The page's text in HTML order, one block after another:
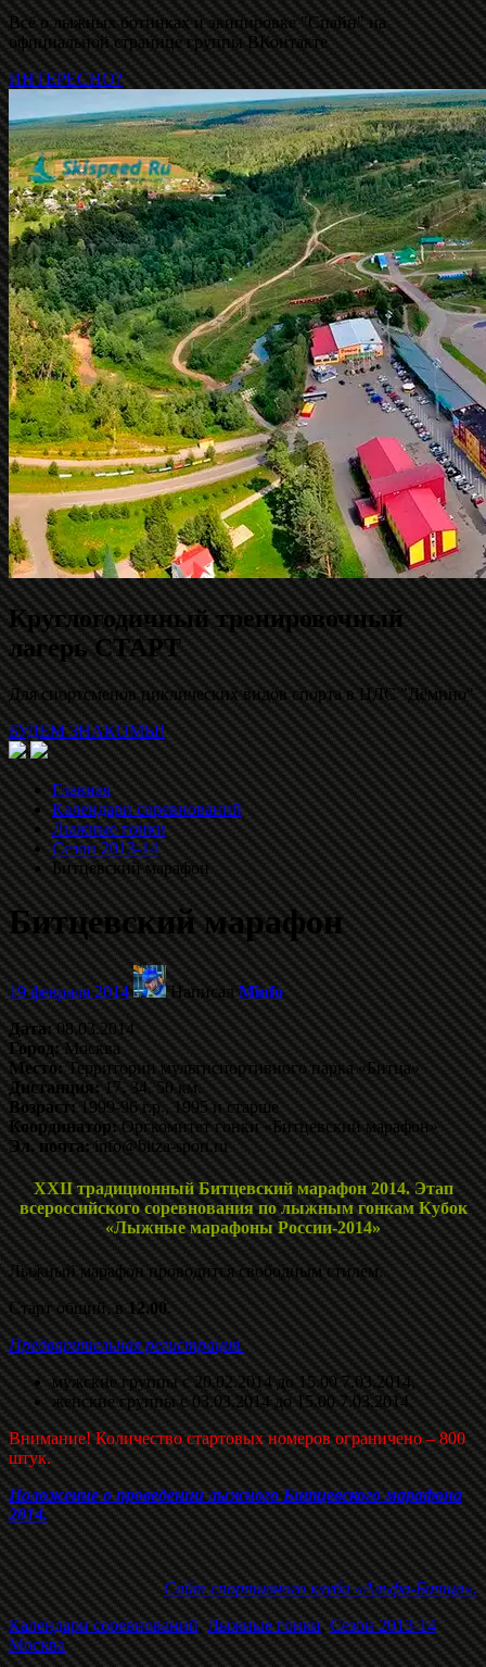
Всё о лыжных ботинках и экипировке "Спайн" на
официальной странице группы ВКонтакте
ИНТЕРЕСНО?
Круглогодичный тренировочный
лагерь СТАРТ
Для спортсменов циклических видов спорта в ЦЛС "Дёмино"
БУДЕМ ЗНАКОМЫ!
Главная
Календари соревнований
Лыжные гонки
Сезон 2013-14
Битцевский марафон
Битцевский марафон
19 февраля 2014 НаписалMinfo
Дата:08.03.2014
Город:Москва
Место:Территории мультиспортивного парка «Битца»
Дистанция:17, 34, 50 км.
Возраст:1999-96 г.р., 1995 и старше
Координатор:Оргкомитет гонки «Битцевский марафон»
Эл. почта:info@bitza-sport.ru
XXII традиционный Битцевский марафон 2014. Этап
всероссийского соревнования по лыжным гонкам Кубок
«Лыжные марафоны России-2014»
Лыжный марафон проводится свободным стилем.
Старт общий, в12.00.
Предварительная регистрация.
мужские группы с 20.02.2014 до 15.00 7.03.2014,
женские группы с 03.03.2014 до 15.00 7.03.2014.
Внимание! Количество стартовых номеров ограничено – 800
штук.
Положение о проведении лыжного Битцевского марафона
2014.
Сайт спортивного клуба «Альфа-Битца».
Календари соревнований,Лыжные гонки,Сезон 2013-14
Москва